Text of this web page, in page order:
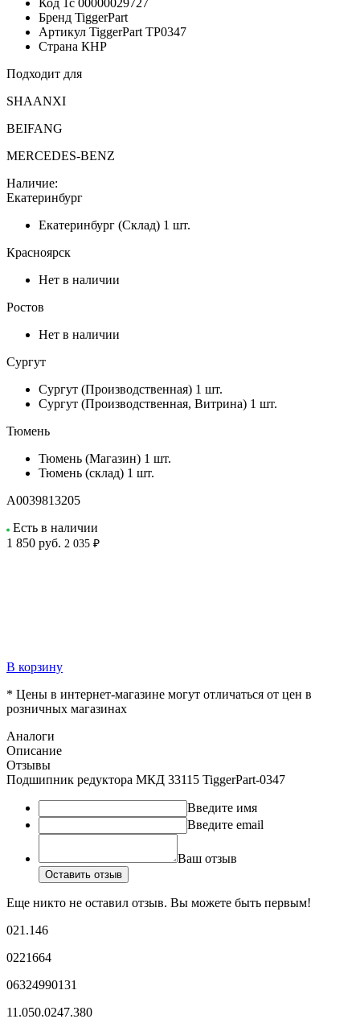
Бренд TiggerPart
Артикул TiggerPart TP0347
Страна КНР
Подходит для
SHAANXI
BEIFANG
MERCEDES-BENZ
Наличие:
Екатеринбург
Екатеринбург (Склад) 1 шт.
Красноярск
Нет в наличии
Ростов
Нет в наличии
Сургут
Сургут (Производственная) 1 шт.
Сургут (Производственная, Витрина) 1 шт.
Тюмень
Тюмень (Магазин) 1 шт.
Тюмень (склад) 1 шт.
А0039813205
Есть в наличии
1 850 руб. 2 035 ₽
В корзину
* Цены в интернет-магазине могут отличаться от цен в
розничных магазинах
Аналоги
Описание
Отзывы
Подшипник редуктора МКД 33115 TiggerPart-0347
Введите имя
Введите email
Ваш отзыв
Оставить отзыв
Еще никто не оставил отзыв. Вы можете быть первым!
021.146
0221664
06324990131
11.050.0247.380